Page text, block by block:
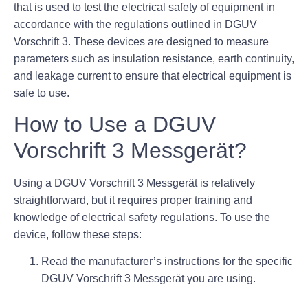
that is used to test the electrical safety of equipment in
accordance with the regulations outlined in DGUV
Vorschrift 3. These devices are designed to measure
parameters such as insulation resistance, earth continuity,
and leakage current to ensure that electrical equipment is
safe to use.
How to Use a DGUV
Vorschrift 3 Messgerät?
Using a DGUV Vorschrift 3 Messgerät is relatively
straightforward, but it requires proper training and
knowledge of electrical safety regulations. To use the
device, follow these steps:
Read the manufacturer’s instructions for the specific
DGUV Vorschrift 3 Messgerät you are using.